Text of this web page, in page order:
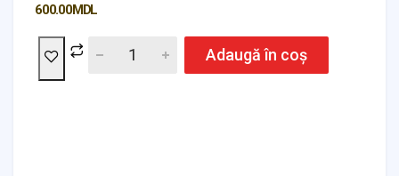
600.00MDL
Adaugă în coș